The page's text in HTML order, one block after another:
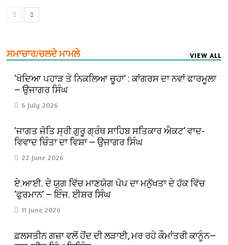
ਸਮਾਚਾਰ/ਚਲਦੇ ਮਾਮਲੇ VIEW ALL
‘ਖੋਦਿਆ ਪਹਾੜ ਤੇ ਨਿਕਲਿਆ ਚੂਹਾ’ : ਕਾਂਗਰਸ ਦਾ ਨਵਾਂ ਫਾਰਮੂਲਾ
— ਉਜਾਗਰ ਸਿੰਘ
6 July 2026
‘ਜਾਗਤ ਜੋਤਿ ਸ੍ਰੀ ਗੁਰੂ ਗ੍ਰੰਥ ਸਾਹਿਬ ਸਤਿਕਾਰ ਐਕਟ’ ਵਾਦ-
ਵਿਵਾਦ ਚਿੰਤਾ ਦਾ ਵਿਸ਼ਾ — ਉਜਾਗਰ ਸਿੰਘ
22 June 2026
ਏ.ਆਈ. ਦੇ ਯੁਗ ਵਿੱਚ ਮਾਣਯੋਗ ਪੋਪ ਦਾ ਮਨੁੱਖਤਾ ਦੇ ਹੱਕ ਵਿੱਚ
‘ਫੁਰਮਾਨ’ — ਇੰਜ. ਈਸ਼ਰ ਸਿੰਘ
11 June 2026
ਫ਼ਲਸਤੀਨ ਗਜ਼ਾ ਵਲੋਂ ਹੋਂਦ ਦੀ ਲੜਾਈ, ਮਰ ਰਹੇ ਕੌਮਾਂਤਰੀ ਕਾਨੂੰਨ—